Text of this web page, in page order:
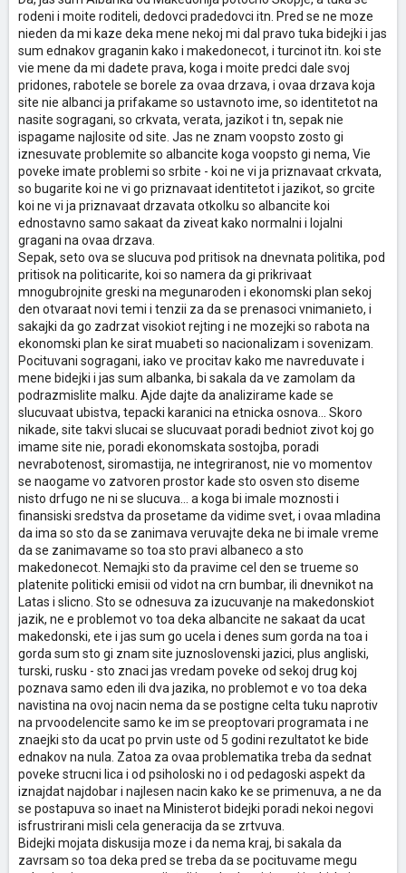
rodeni i moite roditeli, dedovci pradedovci itn. Pred se ne moze
nieden da mi kaze deka mene nekoj mi dal pravo tuka bidejki i jas
sum ednakov graganin kako i makedonecot, i turcinot itn. koi ste
vie mene da mi dadete prava, koga i moite predci dale svoj
pridones, rabotele se borele za ovaa drzava, i ovaa drzava koja
site nie albanci ja prifakame so ustavnoto ime, so identitetot na
nasite sogragani, so crkvata, verata, jazikot i tn, sepak nie
ispagame najlosite od site. Jas ne znam voopsto zosto gi
iznesuvate problemite so albancite koga voopsto gi nema, Vie
poveke imate problemi so srbite - koi ne vi ja priznavaat crkvata,
so bugarite koi ne vi go priznavaat identitetot i jazikot, so grcite
koi ne vi ja priznavaat drzavata otkolku so albancite koi
ednostavno samo sakaat da ziveat kako normalni i lojalni
gragani na ovaa drzava.
Sepak, seto ova se slucuva pod pritisok na dnevnata politika, pod
pritisok na politicarite, koi so namera da gi prikrivaat
mnogubrojnite greski na megunaroden i ekonomski plan sekoj
den otvaraat novi temi i tenzii za da se prenasoci vnimanieto, i
sakajki da go zadrzat visokiot rejting i ne mozejki so rabota na
ekonomski plan ke sirat muabeti so nacionalizam i sovenizam.
Pocituvani sogragani, iako ve procitav kako me navreduvate i
mene bidejki i jas sum albanka, bi sakala da ve zamolam da
podrazmislite malku. Ajde dajte da analizirame kade se
slucuvaat ubistva, tepacki karanici na etnicka osnova... Skoro
nikade, site takvi slucai se slucuvaat poradi bedniot zivot koj go
imame site nie, poradi ekonomskata sostojba, poradi
nevrabotenost, siromastija, ne integriranost, nie vo momentov
se naogame vo zatvoren prostor kade sto osven sto diseme
nisto drfugo ne ni se slucuva... a koga bi imale moznosti i
finansiski sredstva da prosetame da vidime svet, i ovaa mladina
da ima so sto da se zanimava veruvajte deka ne bi imale vreme
da se zanimavame so toa sto pravi albaneco a sto
makedonecot. Nemajki sto da pravime cel den se trueme so
platenite politicki emisii od vidot na crn bumbar, ili dnevnikot na
Latas i slicno. Sto se odnesuva za izucuvanje na makedonskiot
jazik, ne e problemot vo toa deka albancite ne sakaat da ucat
makedonski, ete i jas sum go ucela i denes sum gorda na toa i
gorda sum sto gi znam site juznoslovenski jazici, plus angliski,
turski, rusku - sto znaci jas vredam poveke od sekoj drug koj
poznava samo eden ili dva jazika, no problemot e vo toa deka
navistina na ovoj nacin nema da se postigne celta tuku naprotiv
na prvoodelencite samo ke im se preoptovari programata i ne
znaejki sto da ucat po prvin uste od 5 godini rezultatot ke bide
ednakov na nula. Zatoa za ovaa problematika treba da sednat
poveke strucni lica i od psiholoski no i od pedagoski aspekt da
iznajdat najdobar i najlesen nacin kako ke se primenuva, a ne da
se postapuva so inaet na Ministerot bidejki poradi nekoi negovi
isfrustrirani misli cela generacija da se zrtvuva.
Bidejki mojata diskusija moze i da nema kraj, bi sakala da
zavrsam so toa deka pred se treba da se pocituvame megu